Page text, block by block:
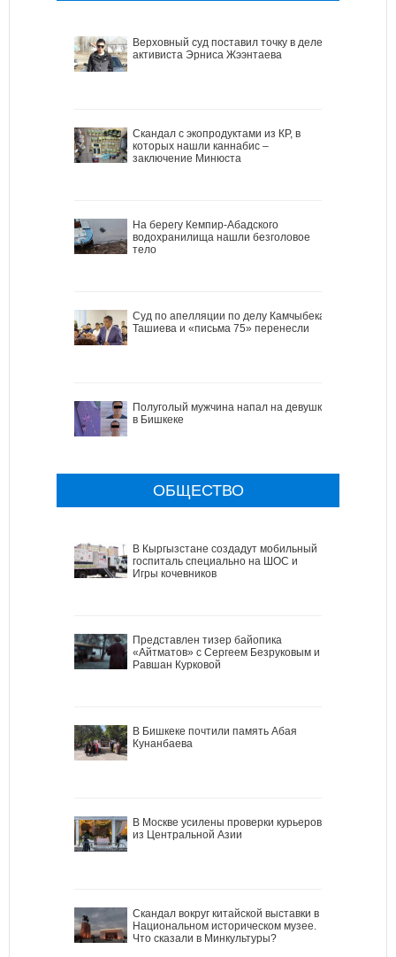
Верховный суд поставил точку в деле
активиста Эрниса Жээнтаева
Скандал с экопродуктами из КР, в
которых нашли каннабис –
заключение Минюста
На берегу Кемпир-Абадского
водохранилища нашли безголовое
тело
Cуд по апелляции по делу Камчыбека
Ташиева и «письма 75» перенесли
Полуголый мужчина напал на девушку
в Бишкеке
ОБЩЕСТВО
В Кыргызстане создадут мобильный
госпиталь специально на ШОС и
Игры кочевников
Представлен тизер байопика
«Айтматов» с Сергеем Безруковым и
Равшан Курковой
В Бишкеке почтили память Абая
Кунанбаева
В Москве усилены проверки курьеров
из Центральной Азии
Скандал вокруг китайской выставки в
Национальном историческом музее.
Что сказали в Минкультуры?